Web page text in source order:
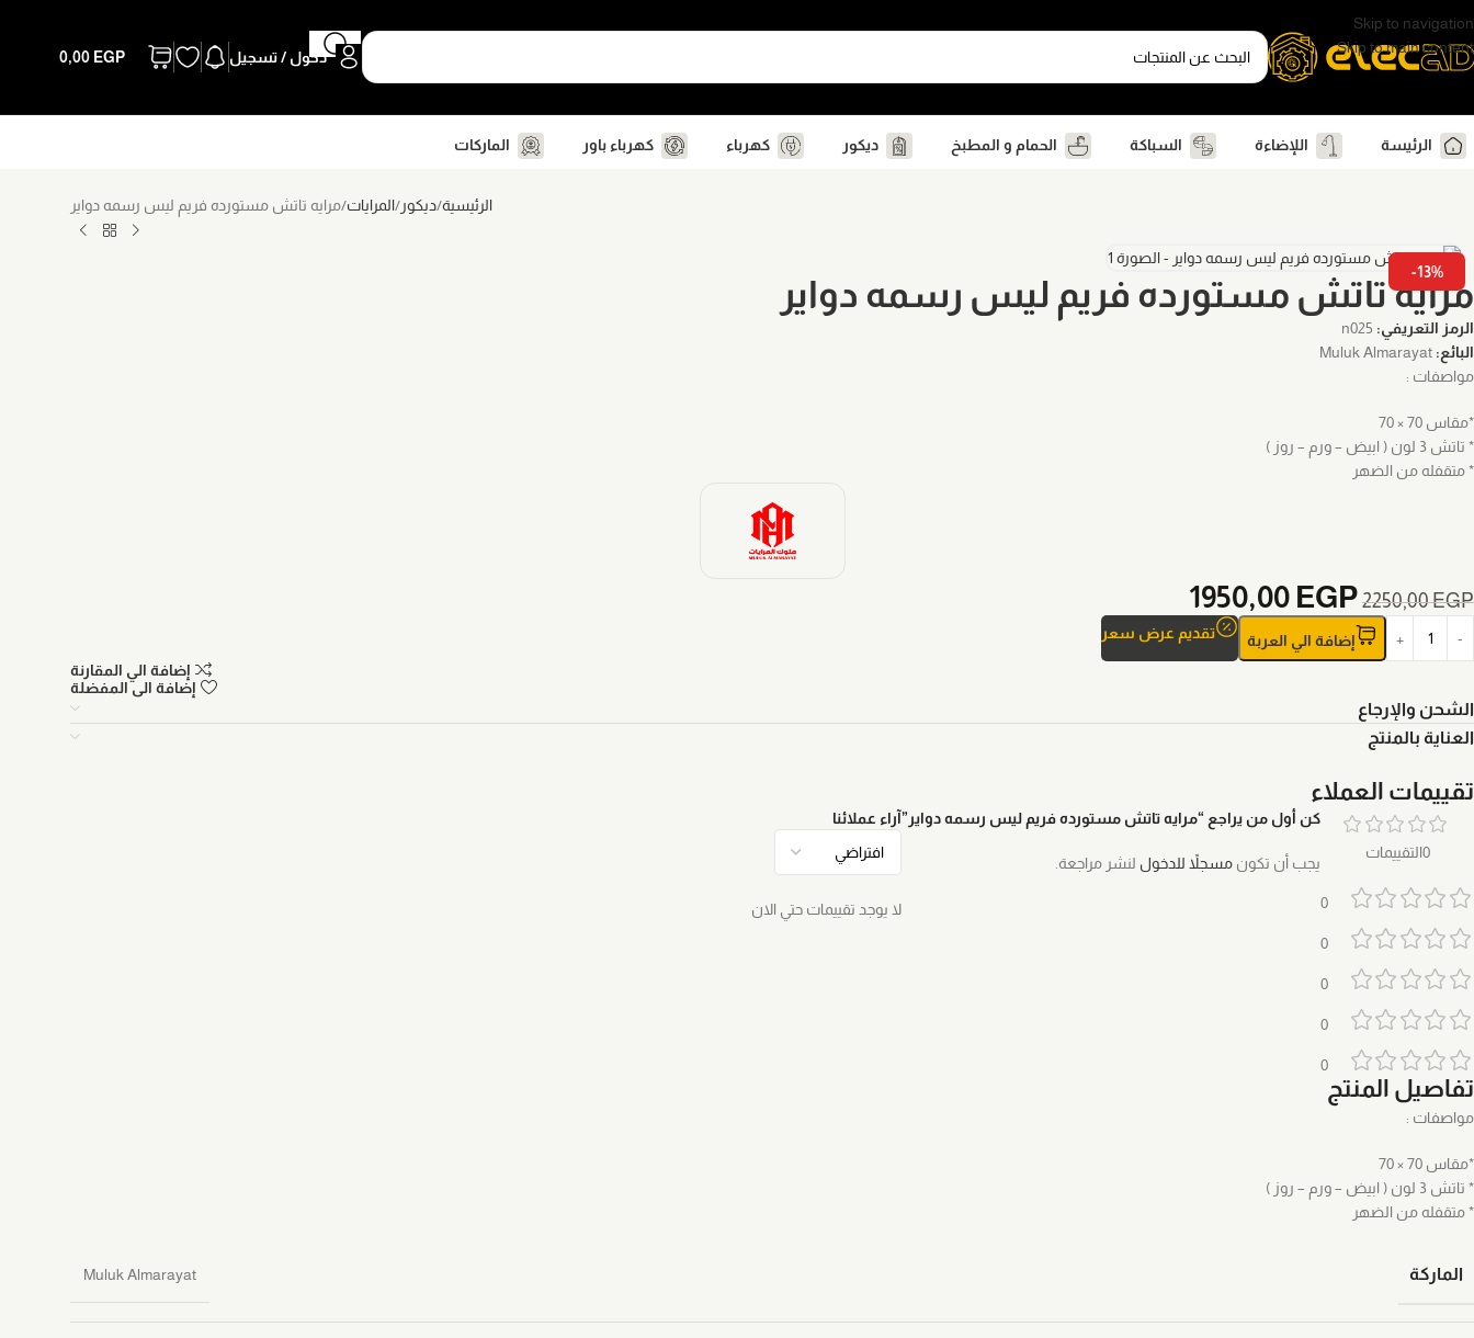
Skip to navigation
Skip to main content
دخول / تسجيل 0,00 EGP
الرئيسة اللإضاءة السباكة الحمام و المطبخ ديكور كهرباء كهرباء باور الماركات
الرئيسية ديكور المرايات مرايه تاتش مستورده فريم ليس رسمه دواير
-13%
مرايه تاتش مستورده فريم ليس رسمه دواير
الرمز التعريفي: n025
البائع: Muluk Almarayat
مواصفات :
*مقاس 70 × 70
* تاتش 3 لون ( ابيض – ورم – روز )
* متقفله من الضهر
2250,00EGP
1950,00 EGP
إضافة الي العربة تقديم عرض سعر
إضافة الي المقارنة
إضافة الى المفضلة
الشحن والإرجاع
العناية بالمنتج
تقييمات العملاء
0التقييمات
0
0
0
0
0
آراء عملائنا
لا يوجد تقييمات حتي الان
كن أول من يراجع “مرايه تاتش مستورده فريم ليس رسمه دواير”
يجب أن تكون مسجلاً للدخول لنشر مراجعة.
تفاصيل المنتج
مواصفات :
*مقاس 70 × 70
* تاتش 3 لون ( ابيض – ورم – روز )
* متقفله من الضهر
الماركة Muluk Almarayat